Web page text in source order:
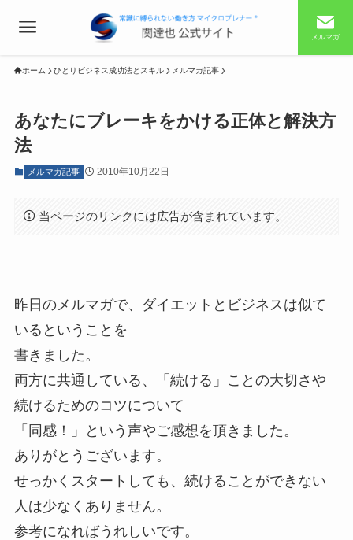
メルマガ
ホーム ひとりビジネス成功法とスキル メルマガ記事
あなたにブレーキをかける正体と解決方
法
メルマガ記事 2010年10月22日
当ページのリンクには広告が含まれています。
昨日のメルマガで、ダイエットとビジネスは似て
いるということを
書きました。
両方に共通している、「続ける」ことの大切さや
続けるためのコツについて
「同感！」という声やご感想を頂きました。
ありがとうございます。
せっかくスタートしても、続けることができない
人は少なくありません。
参考になればうれしいです。